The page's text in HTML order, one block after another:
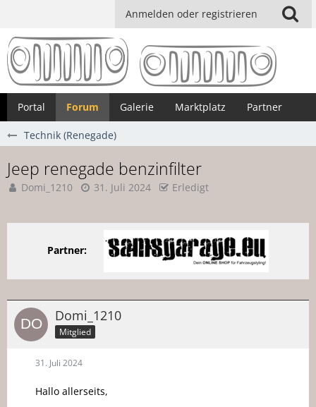
Anmelden oder registrieren
Portal Forum Galerie Marktplatz Partner
Technik (Renegade)
Jeep renegade benzinfilter
Domi_1210 31. Juli 2024 Erledigt
Partner:
Domi_1210
Mitglied
31. Juli 2024
Hallo allerseits,